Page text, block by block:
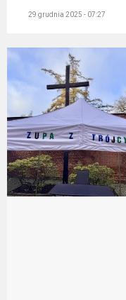
29 grudnia 2025 - 07:27